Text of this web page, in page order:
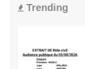
Trending